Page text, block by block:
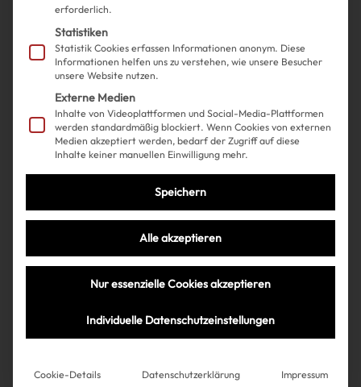
Shopping Fashion| 10.05.2024
Wir haben den genialsten
Cowgirl-Shop gefunden
erforderlich.
Statistiken
Statistik Cookies erfassen Informationen anonym. Diese
Informationen helfen uns zu verstehen, wie unsere Besucher
unsere Website nutzen.
Externe Medien
Inhalte von Videoplattformen und Social-Media-Plattformen
werden standardmäßig blockiert. Wenn Cookies von externen
Medien akzeptiert werden, bedarf der Zugriff auf diese
Inhalte keiner manuellen Einwilligung mehr.
Speichern
Alle akzeptieren
Nur essenzielle Cookies akzeptieren
Individuelle Datenschutzeinstellungen
Cookie-Details Datenschutzerklärung Impressum